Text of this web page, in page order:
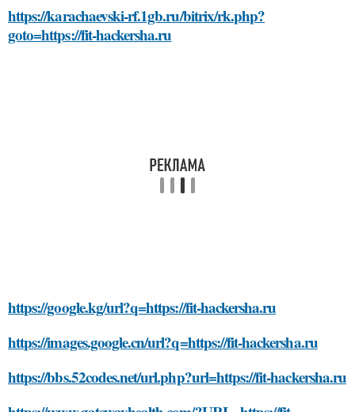
https://karachaevski-rf.1gb.ru/bitrix/rk.php?
goto=https://fit-hackersha.ru
https://google.kg/url?q=https://fit-hackersha.ru
https://images.google.cn/url?q=https://fit-hackersha.ru
https://bbs.52codes.net/url.php?url=https://fit-hackersha.ru